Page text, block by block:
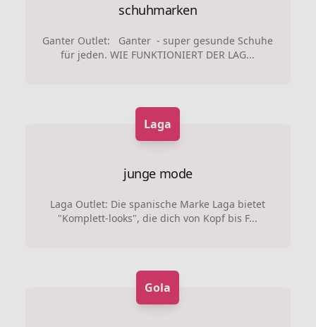
schuhmarken
Ganter Outlet: Ganter - super gesunde Schuhe
für jeden. WIE FUNKTIONIERT DER LAG...
Laga
junge mode
Laga Outlet: Die spanische Marke Laga bietet
"Komplett-looks", die dich von Kopf bis F...
Gola